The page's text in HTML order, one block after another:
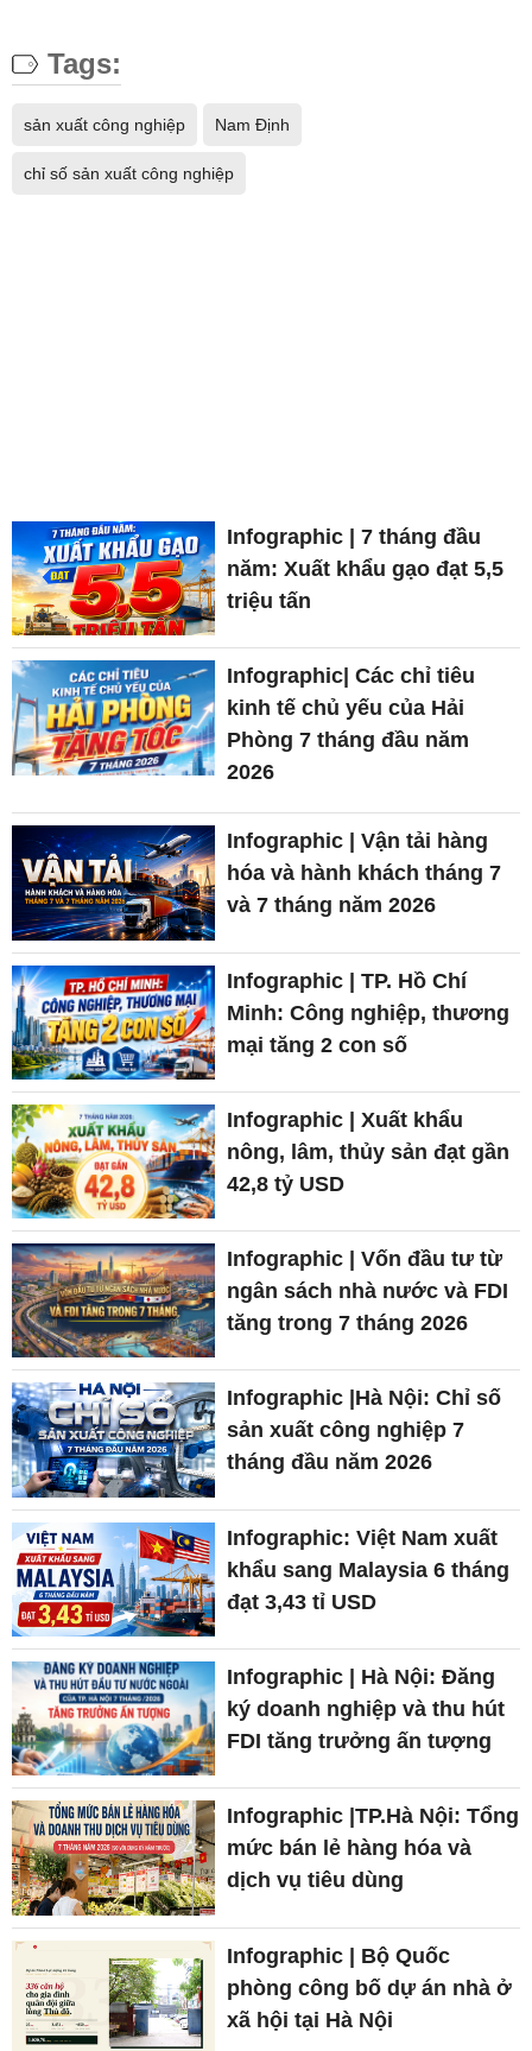
Tags:
sản xuất công nghiệp Nam Định
chỉ số sản xuất công nghiệp
Infographic | 7 tháng đầu
năm: Xuất khẩu gạo đạt 5,5
triệu tấn
Infographic| Các chỉ tiêu
kinh tế chủ yếu của Hải
Phòng 7 tháng đầu năm
2026
Infographic | Vận tải hàng
hóa và hành khách tháng 7
và 7 tháng năm 2026
Infographic | TP. Hồ Chí
Minh: Công nghiệp, thương
mại tăng 2 con số
Infographic | Xuất khẩu
nông, lâm, thủy sản đạt gần
42,8 tỷ USD
Infographic | Vốn đầu tư từ
ngân sách nhà nước và FDI
tăng trong 7 tháng 2026
Infographic |Hà Nội: Chỉ số
sản xuất công nghiệp 7
tháng đầu năm 2026
Infographic: Việt Nam xuất
khẩu sang Malaysia 6 tháng
đạt 3,43 tỉ USD
Infographic | Hà Nội: Đăng
ký doanh nghiệp và thu hút
FDI tăng trưởng ấn tượng
Infographic |TP.Hà Nội: Tổng
mức bán lẻ hàng hóa và
dịch vụ tiêu dùng
Infographic | Bộ Quốc
phòng công bố dự án nhà ở
xã hội tại Hà Nội